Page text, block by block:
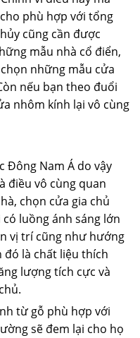
phù hợp với tổng
cũng cần được
mẫu nhà cổ điển,
những mẫu cửa
nếu bạn theo đuổi
nhôm kính lại vô cùng
Đông Nam Á do vậy
điều vô cùng quan
chọn cửa gia chủ
luồng ánh sáng lớn
vị trí cũng như hướng
đó là chất liệu thích
lượng tích cực và
từ gỗ phù hợp với
sẽ đem lại cho họ